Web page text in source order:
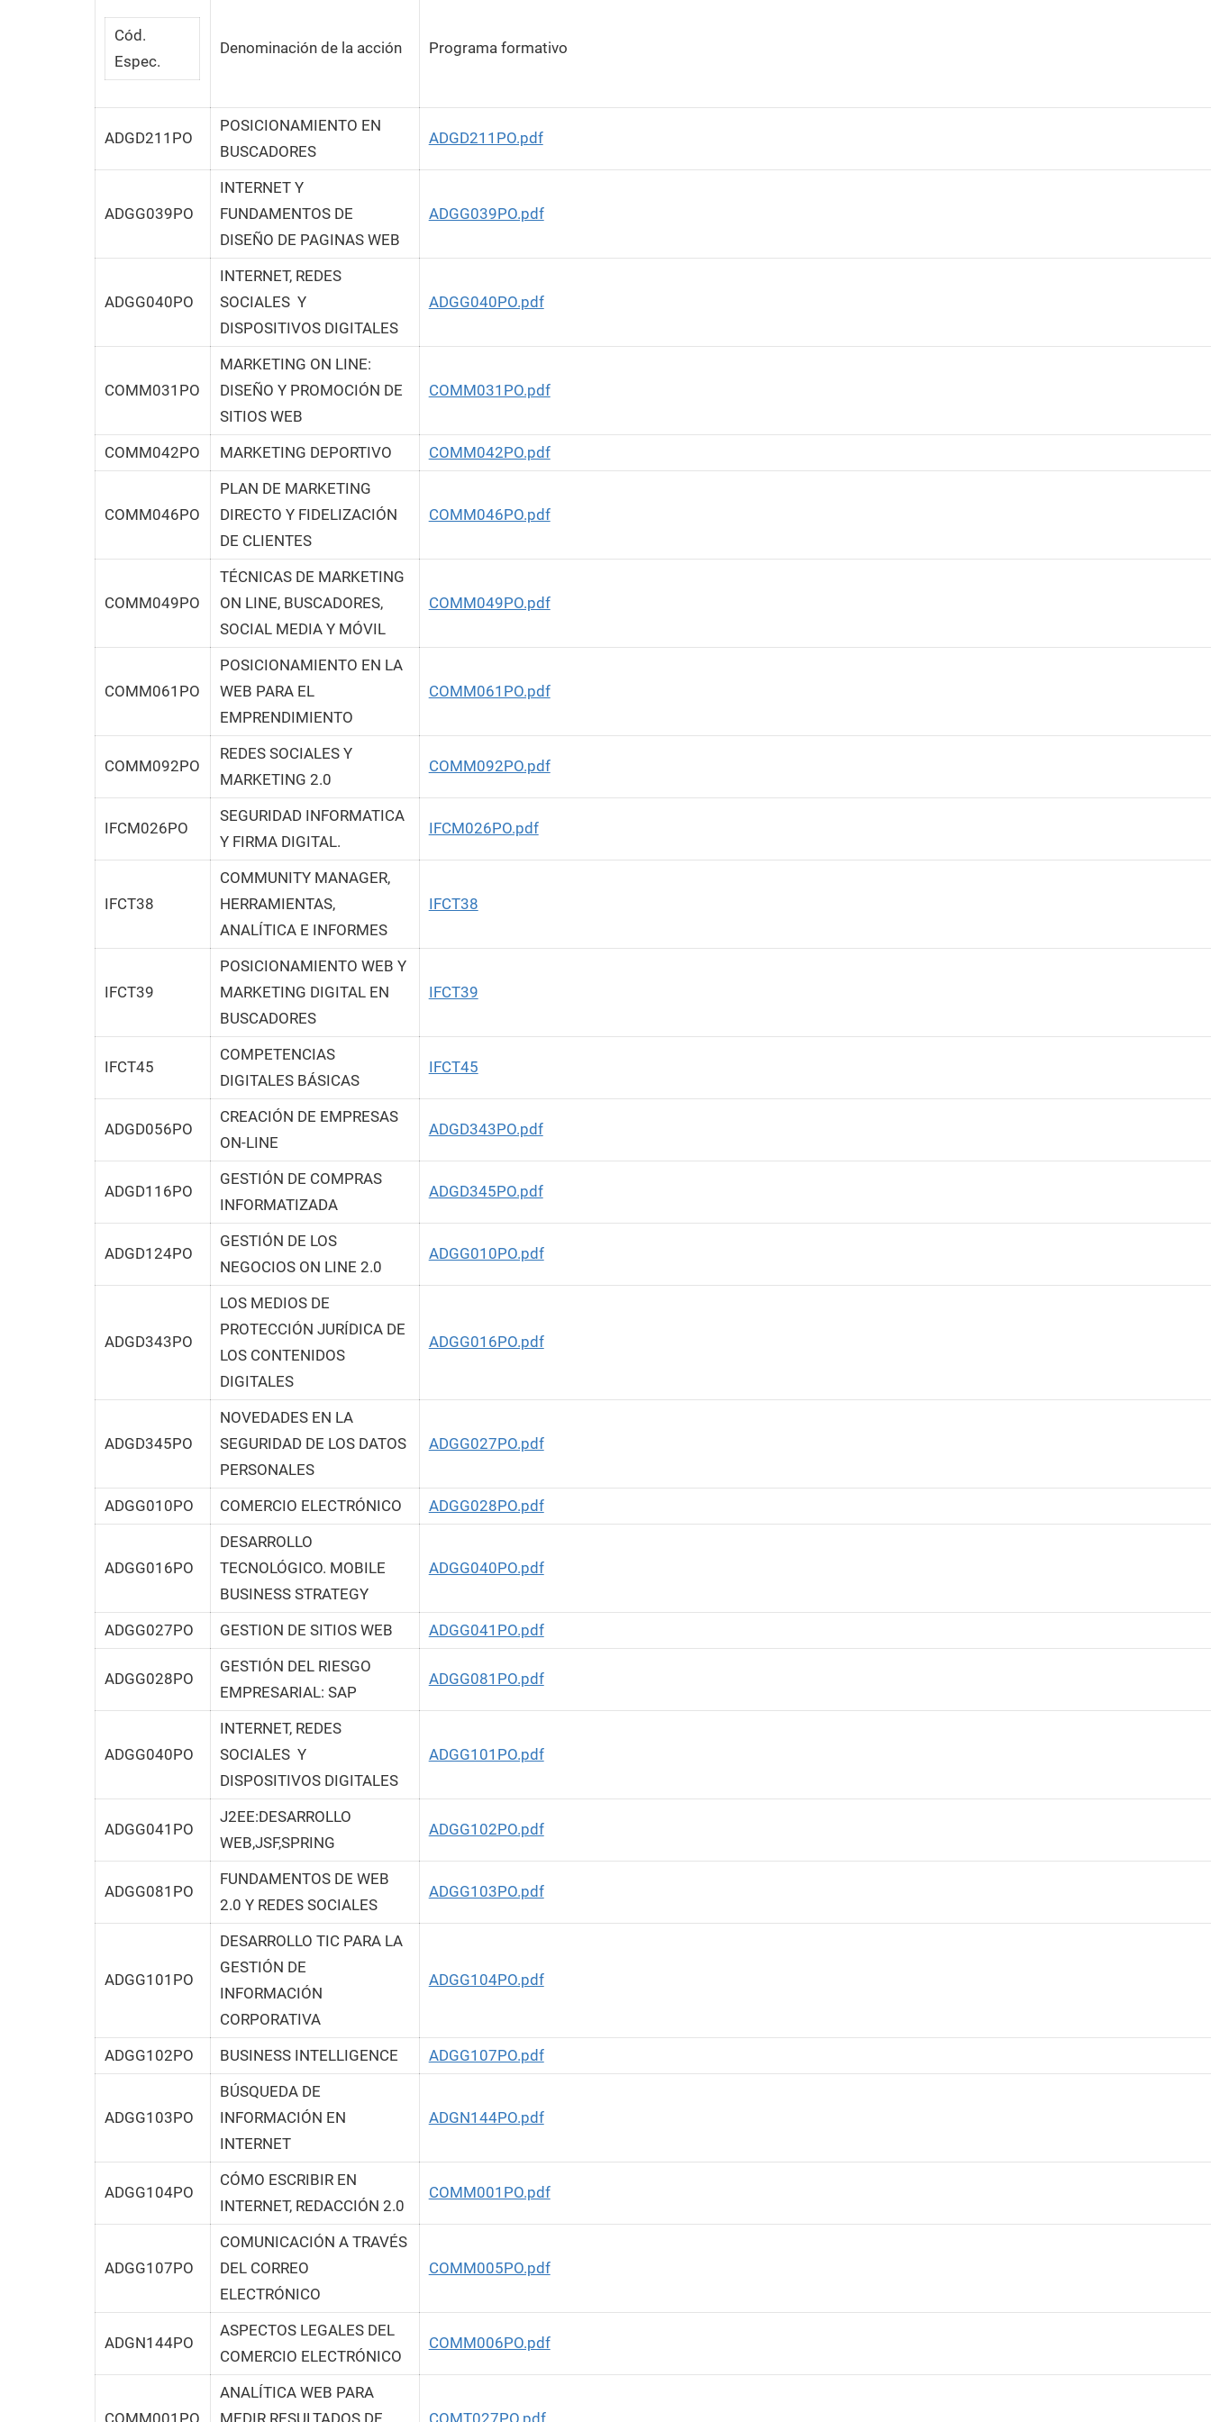
Cód.
Espec.
Denominación de la acción Programa formativo
ADGD211PO
POSICIONAMIENTO EN
BUSCADORES
ADGD211PO.pdf
ADGG039PO
INTERNET Y
FUNDAMENTOS DE
DISEÑO DE PAGINAS WEB
ADGG039PO.pdf
ADGG040PO
INTERNET, REDES
SOCIALES Y
DISPOSITIVOS DIGITALES
ADGG040PO.pdf
COMM031PO
MARKETING ON LINE:
DISEÑO Y PROMOCIÓN DE
SITIOS WEB
COMM031PO.pdf
COMM042PO MARKETING DEPORTIVO COMM042PO.pdf
COMM046PO
PLAN DE MARKETING
DIRECTO Y FIDELIZACIÓN
DE CLIENTES
COMM046PO.pdf
COMM049PO
TÉCNICAS DE MARKETING
ON LINE, BUSCADORES,
SOCIAL MEDIA Y MÓVIL
COMM049PO.pdf
COMM061PO
POSICIONAMIENTO EN LA
WEB PARA EL
EMPRENDIMIENTO
COMM061PO.pdf
COMM092PO
REDES SOCIALES Y
MARKETING 2.0
COMM092PO.pdf
IFCM026PO
SEGURIDAD INFORMATICA
Y FIRMA DIGITAL.
IFCM026PO.pdf
IFCT38
COMMUNITY MANAGER,
HERRAMIENTAS,
ANALÍTICA E INFORMES
IFCT38
IFCT39
POSICIONAMIENTO WEB Y
MARKETING DIGITAL EN
BUSCADORES
IFCT39
IFCT45
COMPETENCIAS
DIGITALES BÁSICAS
IFCT45
ADGD056PO
CREACIÓN DE EMPRESAS
ON-LINE
ADGD343PO.pdf
ADGD116PO
GESTIÓN DE COMPRAS
INFORMATIZADA
ADGD345PO.pdf
ADGD124PO
GESTIÓN DE LOS
NEGOCIOS ON LINE 2.0
ADGG010PO.pdf
ADGD343PO
LOS MEDIOS DE
PROTECCIÓN JURÍDICA DE
LOS CONTENIDOS
DIGITALES
ADGG016PO.pdf
ADGD345PO
NOVEDADES EN LA
SEGURIDAD DE LOS DATOS
PERSONALES
ADGG027PO.pdf
ADGG010PO COMERCIO ELECTRÓNICO ADGG028PO.pdf
ADGG016PO
DESARROLLO
TECNOLÓGICO. MOBILE
BUSINESS STRATEGY
ADGG040PO.pdf
ADGG027PO GESTION DE SITIOS WEB ADGG041PO.pdf
ADGG028PO
GESTIÓN DEL RIESGO
EMPRESARIAL: SAP
ADGG081PO.pdf
ADGG040PO
INTERNET, REDES
SOCIALES Y
DISPOSITIVOS DIGITALES
ADGG101PO.pdf
ADGG041PO
J2EE:DESARROLLO
WEB,JSF,SPRING
ADGG102PO.pdf
ADGG081PO
FUNDAMENTOS DE WEB
2.0 Y REDES SOCIALES
ADGG103PO.pdf
ADGG101PO
DESARROLLO TIC PARA LA
GESTIÓN DE
INFORMACIÓN
CORPORATIVA
ADGG104PO.pdf
ADGG102PO BUSINESS INTELLIGENCE ADGG107PO.pdf
ADGG103PO
BÚSQUEDA DE
INFORMACIÓN EN
INTERNET
ADGN144PO.pdf
ADGG104PO
CÓMO ESCRIBIR EN
INTERNET, REDACCIÓN 2.0
COMM001PO.pdf
ADGG107PO
COMUNICACIÓN A TRAVÉS
DEL CORREO
ELECTRÓNICO
COMM005PO.pdf
ADGN144PO
ASPECTOS LEGALES DEL
COMERCIO ELECTRÓNICO
COMM006PO.pdf
ANALÍTICA WEB PARA